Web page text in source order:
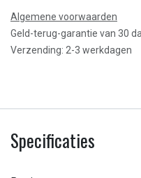
Algemene voorwaarden
Geld-terug-garantie van 30
Verzending: 2-3 werkdagen
Specificaties